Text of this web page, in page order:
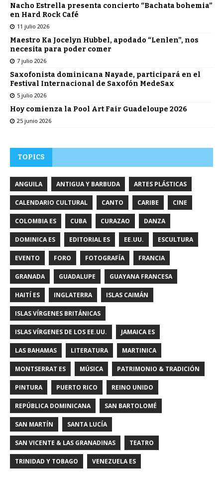
Nacho Estrella presenta concierto “Bachata bohemia”
en Hard Rock Café
11 julio 2026
Maestro Ka Jocelyn Hubbel, apodado “Lenlen”, nos
necesita para poder comer
7 julio 2026
Saxofonista dominicana Nayade, participará en el
Festival Internacional de Saxofón MedeSax
5 julio 2026
Hoy comienza la Pool Art Fair Guadeloupe 2026
25 junio 2026
TOPICS
ANGUILA ANTIGUA Y BARBUDA ARTES PLÁSTICAS
CALENDARIO CULTURAL CANTO CARIBE CINE
COLOMBIA ES CUBA CURAZAO DANZA
DOMINICA ES EDITORIAL ES EE.UU. ESCULTURA
EVENTO FORO FOTOGRAFÍA FRANCIA
GRANADA GUADALUPE GUAYANA FRANCESA
HAITÍ ES INGLATERRA ISLAS CAIMÁN
ISLAS VÍRGENES BRITÁNICAS
ISLAS VÍRGENES DE LOS EE.UU. JAMAICA ES
LAS BAHAMAS LITERATURA MARTINICA
MONTSERRAT ES MÚSICA PATRIMONIO & TRADICIÓN
PINTURA PUERTO RICO REINO UNIDO
REPÚBLICA DOMINICANA SAN BARTOLOMÉ
SAN MARTÍN SANTA LUCÍA
SAN VICENTE & LAS GRANADINAS TEATRO
TRINIDAD Y TOBAGO VENEZUELA ES